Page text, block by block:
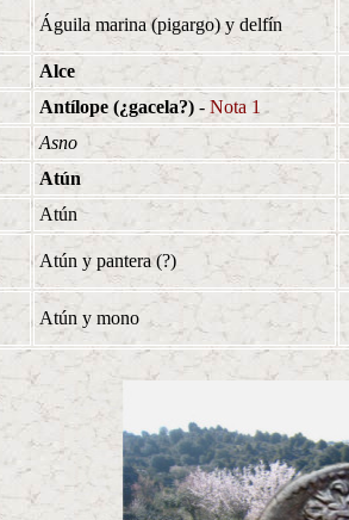
Águila marina (pigargo) y delfín
Alce
Antílope (¿gacela?)- Nota 1
Asno
Atún
Atún
Atún y pantera (?)
Atún y mono